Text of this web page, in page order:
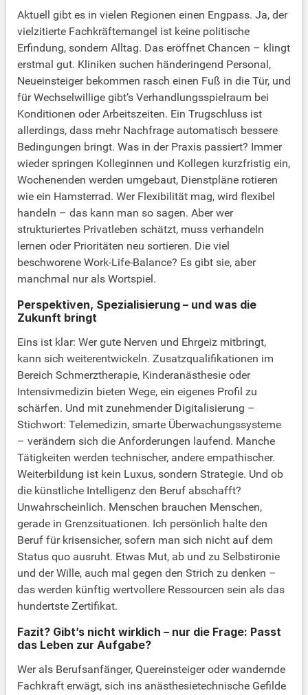
Aktuell gibt es in vielen Regionen einen Engpass. Ja, der
vielzitierte Fachkräftemangel ist keine politische
Erfindung, sondern Alltag. Das eröffnet Chancen – klingt
erstmal gut. Kliniken suchen händeringend Personal,
Neueinsteiger bekommen rasch einen Fuß in die Tür, und
für Wechselwillige gibt’s Verhandlungsspielraum bei
Konditionen oder Arbeitszeiten. Ein Trugschluss ist
allerdings, dass mehr Nachfrage automatisch bessere
Bedingungen bringt. Was in der Praxis passiert? Immer
wieder springen Kolleginnen und Kollegen kurzfristig ein,
Wochenenden werden umgebaut, Dienstpläne rotieren
wie ein Hamsterrad. Wer Flexibilität mag, wird flexibel
handeln – das kann man so sagen. Aber wer
strukturiertes Privatleben schätzt, muss verhandeln
lernen oder Prioritäten neu sortieren. Die viel
beschworene Work-Life-Balance? Es gibt sie, aber
manchmal nur als Wortspiel.
Perspektiven, Spezialisierung – und was die
Zukunft bringt
Eins ist klar: Wer gute Nerven und Ehrgeiz mitbringt,
kann sich weiterentwickeln. Zusatzqualifikationen im
Bereich Schmerztherapie, Kinderanästhesie oder
Intensivmedizin bieten Wege, ein eigenes Profil zu
schärfen. Und mit zunehmender Digitalisierung –
Stichwort: Telemedizin, smarte Überwachungssysteme
– verändern sich die Anforderungen laufend. Manche
Tätigkeiten werden technischer, andere empathischer.
Weiterbildung ist kein Luxus, sondern Strategie. Und ob
die künstliche Intelligenz den Beruf abschafft?
Unwahrscheinlich. Menschen brauchen Menschen,
gerade in Grenzsituationen. Ich persönlich halte den
Beruf für krisensicher, sofern man sich nicht auf dem
Status quo ausruht. Etwas Mut, ab und zu Selbstironie
und der Wille, auch mal gegen den Strich zu denken –
das werden künftig wertvollere Ressourcen sein als das
hundertste Zertifikat.
Fazit? Gibt’s nicht wirklich – nur die Frage: Passt
das Leben zur Aufgabe?
Wer als Berufsanfänger, Quereinsteiger oder wandernde
Fachkraft erwägt, sich ins anästhesietechnische Gefilde